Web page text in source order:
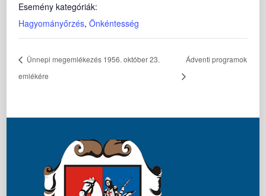
Esemény kategóriák:
Hagyományőrzés,Önkéntesség
Ünnepi megemlékezés 1956. október 23.
emlékére
Ádventi programok